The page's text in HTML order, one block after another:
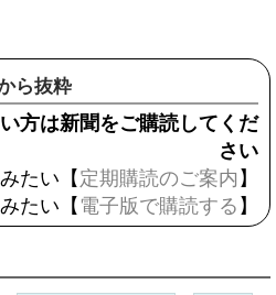
ら抜粋
方は新聞をご購読してくだ
さい
たい【 定期購読のご案内 】
たい【 電子版で購読する 】